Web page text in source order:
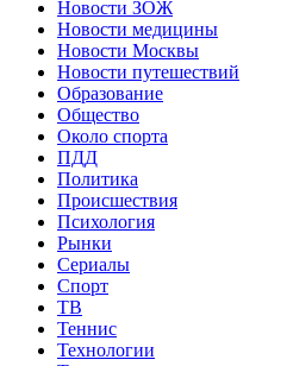
Новости ЗОЖ
Новости медицины
Новости Москвы
Новости путешествий
Образование
Общество
Около спорта
ПДД
Политика
Происшествия
Психология
Рынки
Сериалы
Спорт
ТВ
Теннис
Технологии